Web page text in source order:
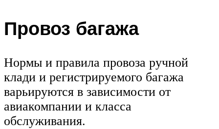
Провоз багажа
Нормы и правила провоза ручной
клади и регистрируемого багажа
варьируются в зависимости от
авиакомпании и класса
обслуживания.